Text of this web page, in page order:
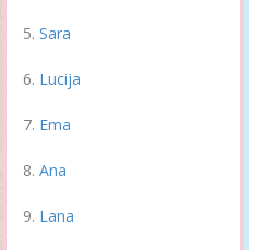
Sara
Lucija
Ema
Ana
Lana